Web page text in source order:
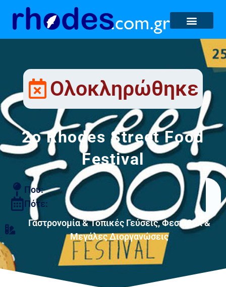
Ολοκληρώθηκε
2ο Rhodes Street Food
Festival
Που:
Πότε:
Γαστρονομία & Τοπικές Γεύσεις,Φεστιβάλ &
Μεγάλες Διοργανώσεις